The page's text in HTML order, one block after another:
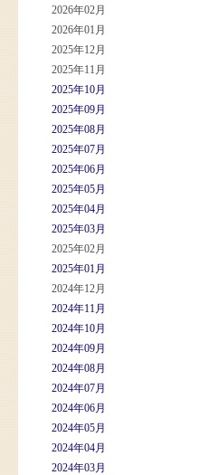
2026年02月
2026年01月
2025年12月
2025年11月
2025年10月
2025年09月
2025年08月
2025年07月
2025年06月
2025年05月
2025年04月
2025年03月
2025年02月
2025年01月
2024年12月
2024年11月
2024年10月
2024年09月
2024年08月
2024年07月
2024年06月
2024年05月
2024年04月
2024年03月